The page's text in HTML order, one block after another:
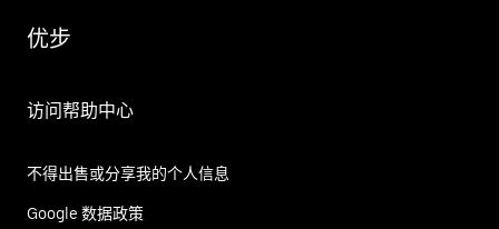
优步
访问帮助中心
不得出售或分享我的个人信息
Google 数据政策